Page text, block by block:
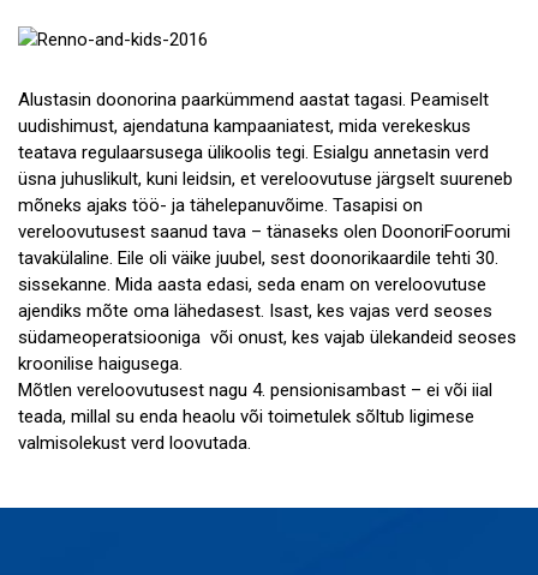
Doonorite ja sõprade lood
Alustasin doonorina paarkümmend aastat tagasi. Peamiselt
uudishimust, ajendatuna kampaaniatest, mida verekeskus
teatava regulaarsusega ülikoolis tegi. Esialgu annetasin verd
üsna juhuslikult, kuni leidsin, et vereloovutuse järgselt suureneb
mõneks ajaks töö- ja tähelepanuvõime. Tasapisi on
vereloovutusest saanud tava – tänaseks olen DoonoriFoorumi
tavakülaline. Eile oli väike juubel, sest doonorikaardile tehti 30.
sissekanne. Mida aasta edasi, seda enam on vereloovutuse
ajendiks mõte oma lähedasest. Isast, kes vajas verd seoses
südameoperatsiooniga või onust, kes vajab ülekandeid seoses
kroonilise haigusega.
Mõtlen vereloovutusest nagu 4. pensionisambast – ei või iial
teada, millal su enda heaolu või toimetulek sõltub ligimese
valmisolekust verd loovutada.